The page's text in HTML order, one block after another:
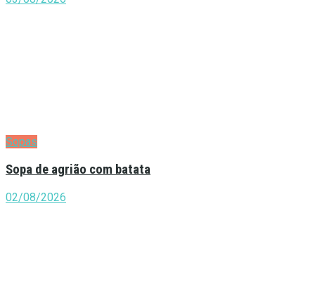
Sopas
Sopa de agrião com batata
02/08/2026